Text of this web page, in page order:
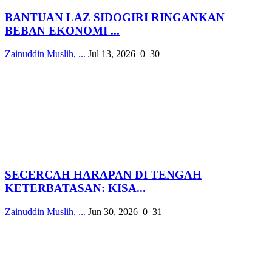
BANTUAN LAZ SIDOGIRI RINGANKAN
BEBAN EKONOMI ...
Zainuddin Muslih, ... Jul 13, 2026 0 30
SECERCAH HARAPAN DI TENGAH
KETERBATASAN: KISA...
Zainuddin Muslih, ... Jun 30, 2026 0 31